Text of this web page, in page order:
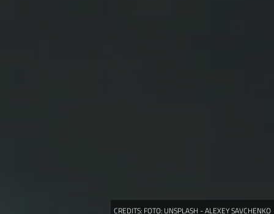
CREDITS: FOTO: UNSPLASH - ALEXEY SAVCHENKO